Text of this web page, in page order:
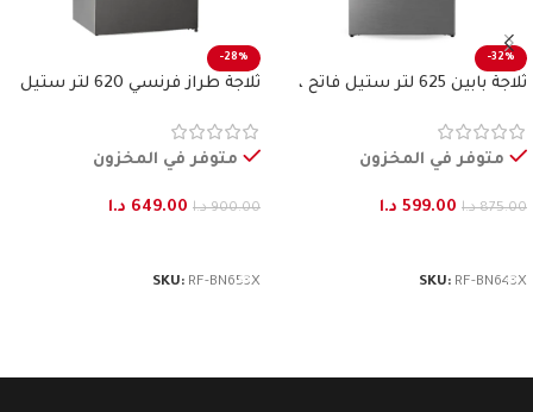
-32%
ثلاجة بابين 625 لتر ستيل فاتح ،
متوفر في المخزون
875.00 د.ا 599.00 د.ا
SKU: RF-BN643X
-28%
ثلاجة طراز فرنسي 620 لتر ستيل
متوفر في المخزون
900.00 د.ا 649.00 د.ا
SKU: RF-BN653X